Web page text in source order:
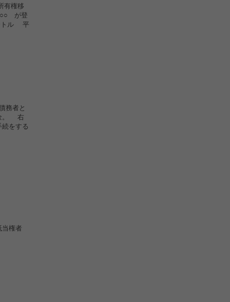
権移
が登
ル 平
者と
。 右
をする
者